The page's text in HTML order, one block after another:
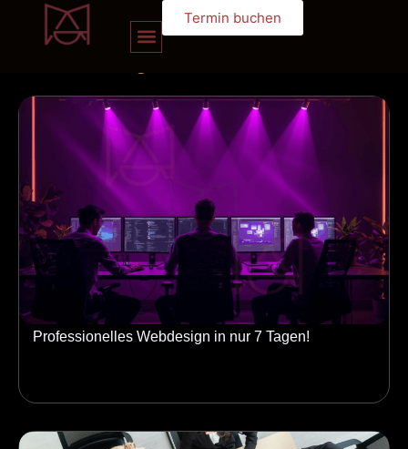
Termin buchen
Professionelles Webdesign in nur 7 Tagen!